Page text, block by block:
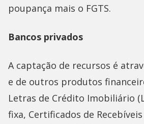
poupança mais o FGTS.
Bancos privados
A captação de recursos é
e de outros produtos
Letras de Crédito Imobiliário
fixa, Certificados de